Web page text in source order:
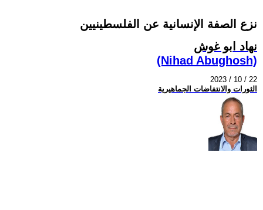
نزع الصفة الإنسانية عن الفلسطينيين
نهاد ابو غوش
(Nihad Abughosh)
2023 / 10 / 22
الثورات والانتفاضات الجماهيرية